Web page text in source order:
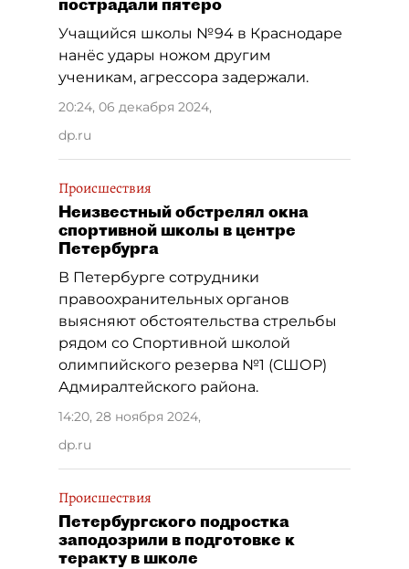
Учащийся школы №94 в Краснодаре
нанёс удары ножом другим
ученикам, агрессора задержали.
20:24, 06 декабря 2024,
dp.ru
Происшествия
Неизвестный обстрелял окна
спортивной школы в центре
Петербурга
В Петербурге сотрудники
правоохранительных органов
выясняют обстоятельства стрельбы
рядом со Спортивной школой
олимпийского резерва №1 (СШОР)
Адмиралтейского района.
14:20, 28 ноября 2024,
dp.ru
Происшествия
Петербургского подростка
заподозрили в подготовке к
теракту в школе